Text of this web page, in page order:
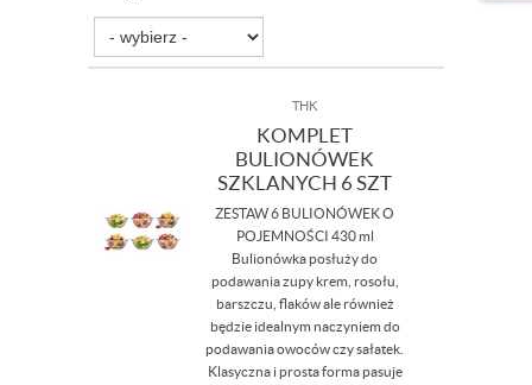
THK
KOMPLET
BULIONÓWEK
SZKLANYCH 6 SZT
ZESTAW 6 BULIONÓWEK O
POJEMNOŚCI 430 ml
Bulionówka posłuży do
podawania zupy krem, rosołu,
barszczu, flaków ale również
będzie idealnym naczyniem do
podawania owoców czy sałatek.
Klasyczna i prosta forma pasuje